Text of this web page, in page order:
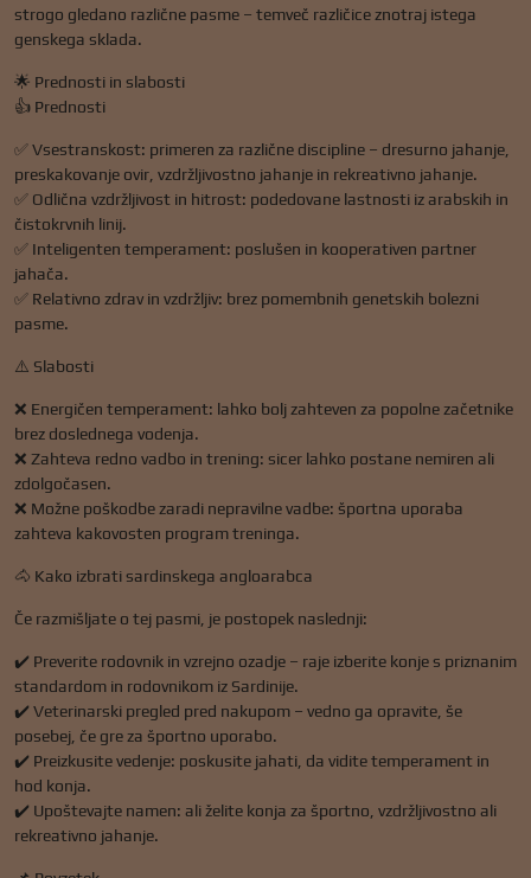
strogo gledano različne pasme – temveč različice znotraj istega
genskega sklada.
🌟 Prednosti in slabosti
👍 Prednosti
✅ Vsestranskost: primeren za različne discipline – dresurno jahanje,
preskakovanje ovir, vzdržljivostno jahanje in rekreativno jahanje.
✅ Odlična vzdržljivost in hitrost: podedovane lastnosti iz arabskih in
čistokrvnih linij.
✅ Inteligenten temperament: poslušen in kooperativen partner
jahača.
✅ Relativno zdrav in vzdržljiv: brez pomembnih genetskih bolezni
pasme.
⚠️ Slabosti
❌ Energičen temperament: lahko bolj zahteven za popolne začetnike
brez doslednega vodenja.
❌ Zahteva redno vadbo in trening: sicer lahko postane nemiren ali
zdolgočasen.
❌ Možne poškodbe zaradi nepravilne vadbe: športna uporaba
zahteva kakovosten program treninga.
🐴 Kako izbrati sardinskega angloarabca
Če razmišljate o tej pasmi, je postopek naslednji:
✔️ Preverite rodovnik in vzrejno ozadje – raje izberite konje s priznanim
standardom in rodovnikom iz Sardinije.
✔️ Veterinarski pregled pred nakupom – vedno ga opravite, še
posebej, če gre za športno uporabo.
✔️ Preizkusite vedenje: poskusite jahati, da vidite temperament in
hod konja.
✔️ Upoštevajte namen: ali želite konja za športno, vzdržljivostno ali
rekreativno jahanje.